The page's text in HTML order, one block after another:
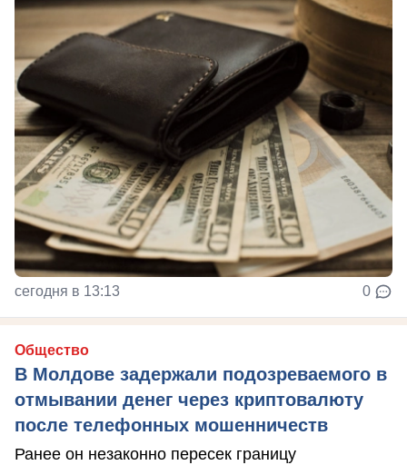
сегодня в 13:13 0
Общество
В Молдове задержали подозреваемого в
отмывании денег через криптовалюту
после телефонных мошенничеств
Ранее он незаконно пересек границу